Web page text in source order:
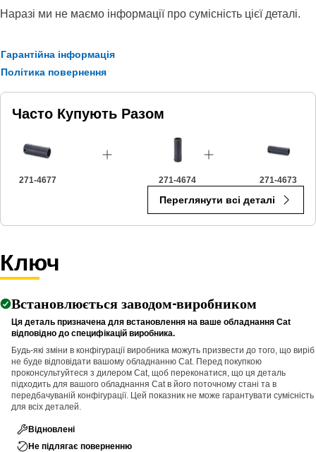
and damage to fasteners.
• Black oxide finish offers increased resistance to rust and
corrosion.
An Impact Socket is utilized in the assembly areas of the
equipment, for servicing where high torque and accurate fit are
required for disassembly and reassembly.
Наразі ми не маємо інформації про сумісність цієї деталі.
Гарантійна інформація
Політика повернення
Часто Купують Разом
271-4677 271-4674 271-4673
Переглянути всі деталі
Ключ
Встановлюється заводом-виробником
Ця деталь призначена для встановлення на ваше обладнання Cat
відповідно до специфікацій виробника.
Будь-які зміни в конфігурації виробника можуть призвести до того, що виріб
не буде відповідати вашому обладнанню Cat. Перед покупкою
проконсультуйтеся з дилером Cat, щоб переконатися, що ця деталь
підходить для вашого обладнання Cat в його поточному стані та в
передбачуваній конфігурації. Цей показник не може гарантувати сумісність
для всіх деталей.
Відновлені
Не підлягає поверненню